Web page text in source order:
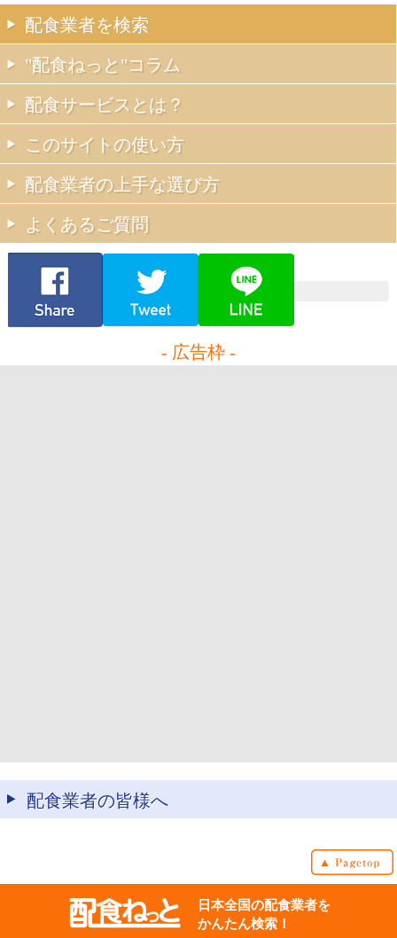
配食業者を検索
"配食ねっと"コラム
配食サービスとは？
このサイトの使い方
配食業者の上手な選び方
よくあるご質問
- 広告枠 -
配食業者の皆様へ
日本全国の配食業者を
かんたん検索！